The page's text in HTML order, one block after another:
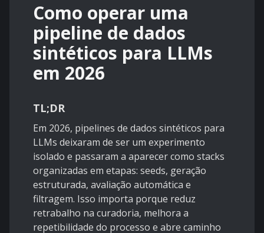
Como operar uma
pipeline de dados
sintéticos para LLMs
em 2026
TL;DR
Em 2026, pipelines de dados sintéticos para
LLMs deixaram de ser um experimento
isolado e passaram a aparecer como stacks
organizadas em etapas: seeds, geração
estruturada, avaliação automática e
filtragem. Isso importa porque reduz
retrabalho na curadoria, melhora a
repetibilidade do processo e abre caminho